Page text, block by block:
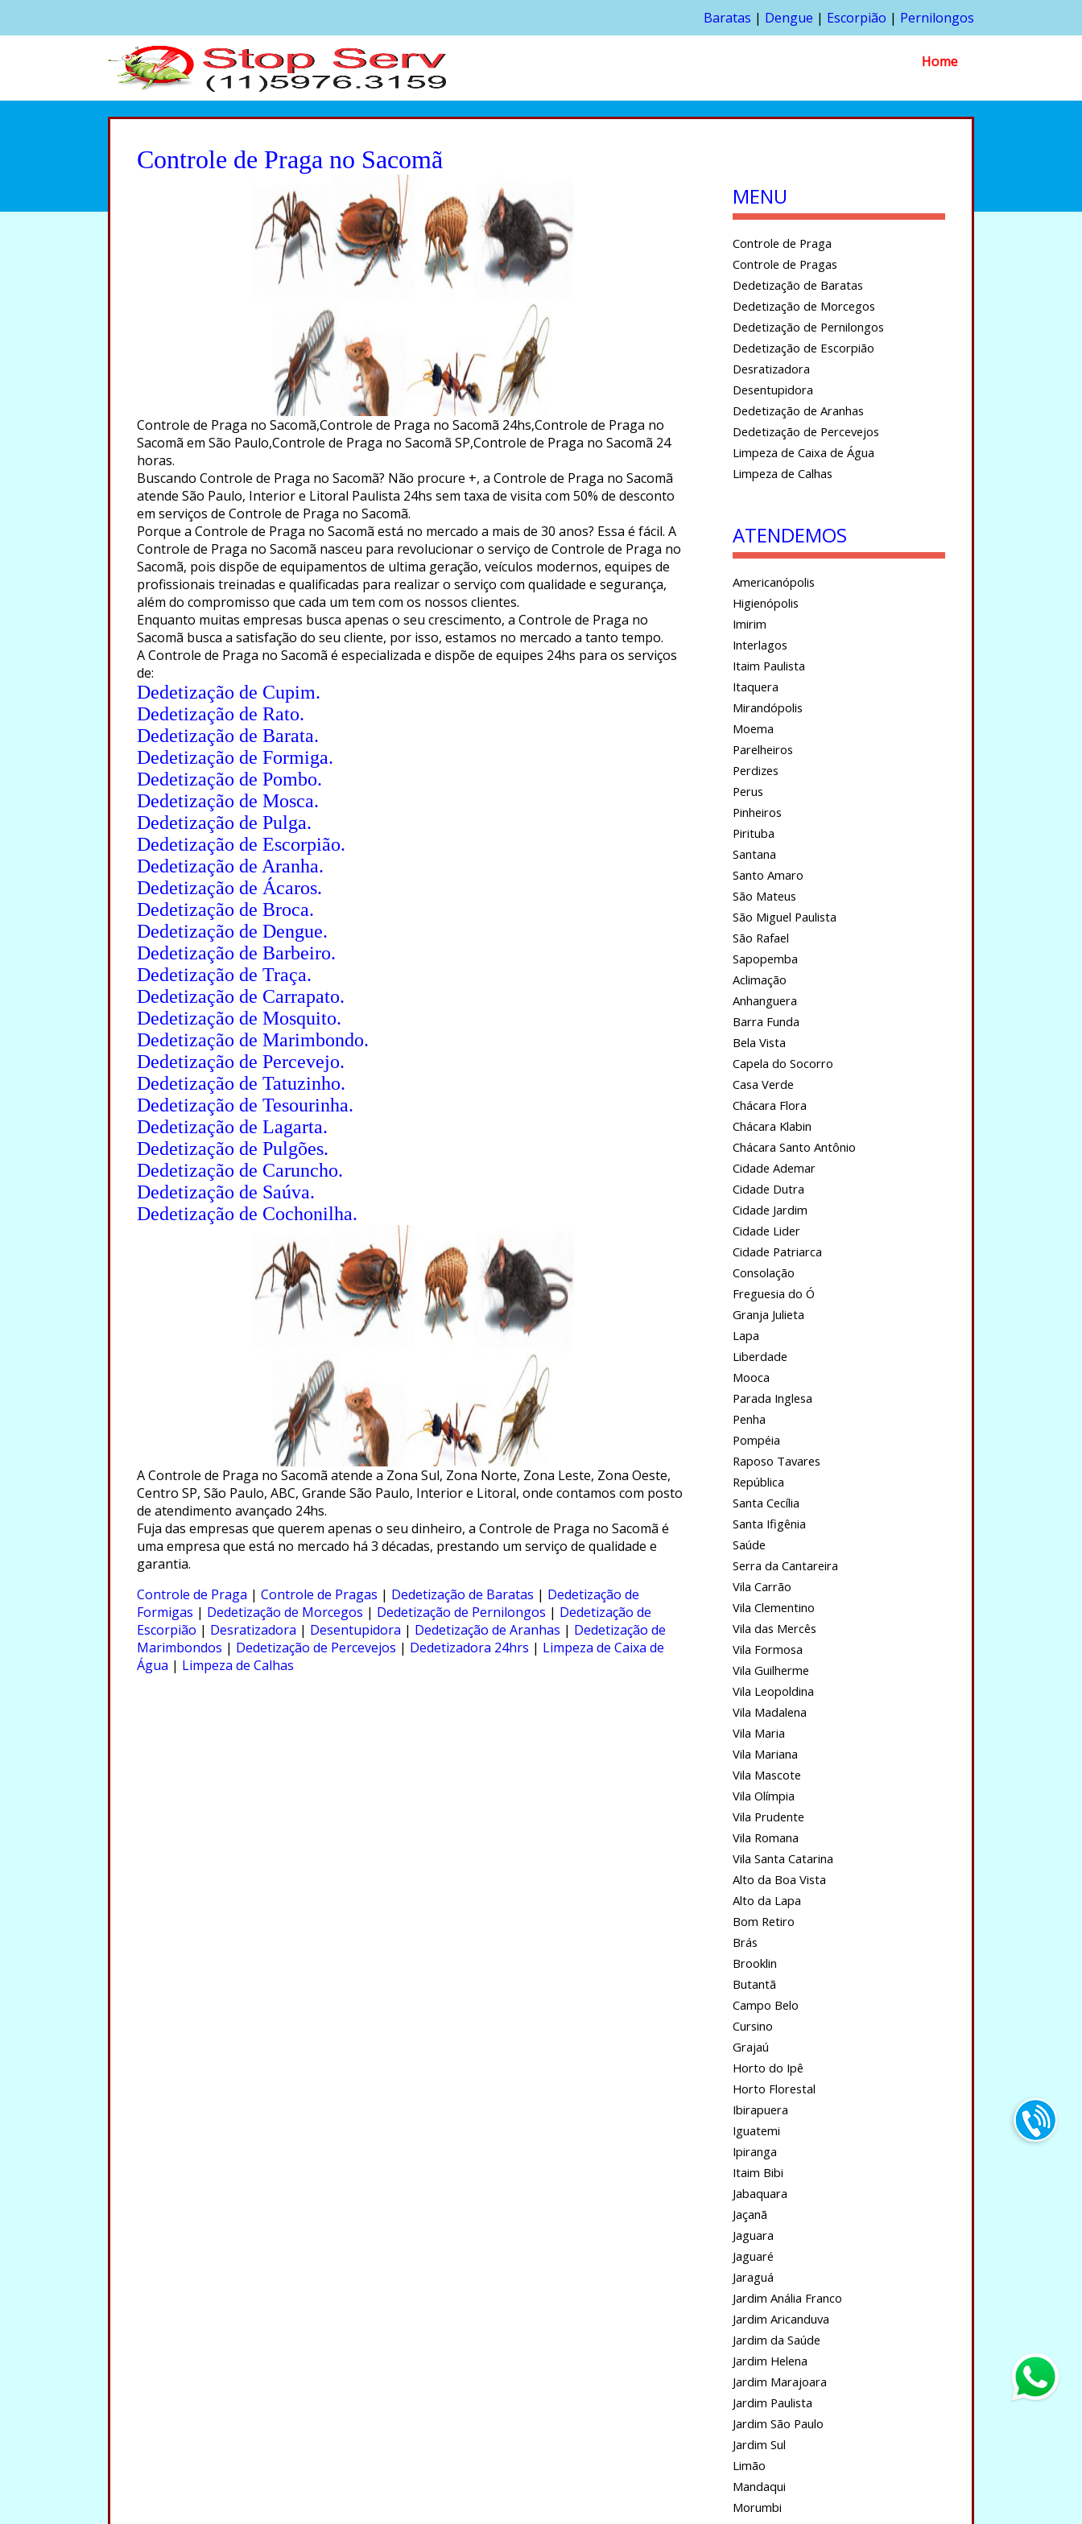
Baratas | Dengue | Escorpião | Pernilongos
Home
Controle de Praga no Sacomã
Controle de Praga no Sacomã,Controle de Praga no Sacomã 24hs,Controle de Praga no
Sacomã em São Paulo,Controle de Praga no Sacomã SP,Controle de Praga no Sacomã 24
horas.
Buscando Controle de Praga no Sacomã? Não procure +, a Controle de Praga no Sacomã
atende São Paulo, Interior e Litoral Paulista 24hs sem taxa de visita com 50% de desconto
em serviços de Controle de Praga no Sacomã.
Porque a Controle de Praga no Sacomã está no mercado a mais de 30 anos? Essa é fácil. A
Controle de Praga no Sacomã nasceu para revolucionar o serviço de Controle de Praga no
Sacomã, pois dispõe de equipamentos de ultima geração, veículos modernos, equipes de
profissionais treinadas e qualificadas para realizar o serviço com qualidade e segurança,
além do compromisso que cada um tem com os nossos clientes.
Enquanto muitas empresas busca apenas o seu crescimento, a Controle de Praga no
Sacomã busca a satisfação do seu cliente, por isso, estamos no mercado a tanto tempo.
A Controle de Praga no Sacomã é especializada e dispõe de equipes 24hs para os serviços
de:
Dedetização de Cupim.
Dedetização de Rato.
Dedetização de Barata.
Dedetização de Formiga.
Dedetização de Pombo.
Dedetização de Mosca.
Dedetização de Pulga.
Dedetização de Escorpião.
Dedetização de Aranha.
Dedetização de Ácaros.
Dedetização de Broca.
Dedetização de Dengue.
Dedetização de Barbeiro.
Dedetização de Traça.
Dedetização de Carrapato.
Dedetização de Mosquito.
Dedetização de Marimbondo.
Dedetização de Percevejo.
Dedetização de Tatuzinho.
Dedetização de Tesourinha.
Dedetização de Lagarta.
Dedetização de Pulgões.
Dedetização de Caruncho.
Dedetização de Saúva.
Dedetização de Cochonilha.
A Controle de Praga no Sacomã atende a Zona Sul, Zona Norte, Zona Leste, Zona Oeste,
Centro SP, São Paulo, ABC, Grande São Paulo, Interior e Litoral, onde contamos com posto
de atendimento avançado 24hs.
Fuja das empresas que querem apenas o seu dinheiro, a Controle de Praga no Sacomã é
uma empresa que está no mercado há 3 décadas, prestando um serviço de qualidade e
garantia.
Controle de Praga | Controle de Pragas | Dedetização de Baratas | Dedetização de
Formigas | Dedetização de Morcegos | Dedetização de Pernilongos | Dedetização de
Escorpião | Desratizadora | Desentupidora | Dedetização de Aranhas | Dedetização de
Marimbondos | Dedetização de Percevejos | Dedetizadora 24hrs | Limpeza de Caixa de
Água | Limpeza de Calhas
MENU
Controle de Praga
Controle de Pragas
Dedetização de Baratas
Dedetização de Morcegos
Dedetização de Pernilongos
Dedetização de Escorpião
Desratizadora
Desentupidora
Dedetização de Aranhas
Dedetização de Percevejos
Limpeza de Caixa de Água
Limpeza de Calhas
ATENDEMOS
Americanópolis
Higienópolis
Imirim
Interlagos
Itaim Paulista
Itaquera
Mirandópolis
Moema
Parelheiros
Perdizes
Perus
Pinheiros
Pirituba
Santana
Santo Amaro
São Mateus
São Miguel Paulista
São Rafael
Sapopemba
Aclimação
Anhanguera
Barra Funda
Bela Vista
Capela do Socorro
Casa Verde
Chácara Flora
Chácara Klabin
Chácara Santo Antônio
Cidade Ademar
Cidade Dutra
Cidade Jardim
Cidade Lider
Cidade Patriarca
Consolação
Freguesia do Ó
Granja Julieta
Lapa
Liberdade
Mooca
Parada Inglesa
Penha
Pompéia
Raposo Tavares
República
Santa Cecília
Santa Ifigênia
Saúde
Serra da Cantareira
Vila Carrão
Vila Clementino
Vila das Mercês
Vila Formosa
Vila Guilherme
Vila Leopoldina
Vila Madalena
Vila Maria
Vila Mariana
Vila Mascote
Vila Olímpia
Vila Prudente
Vila Romana
Vila Santa Catarina
Alto da Boa Vista
Alto da Lapa
Bom Retiro
Brás
Brooklin
Butantã
Campo Belo
Cursino
Grajaú
Horto do Ipê
Horto Florestal
Ibirapuera
Iguatemi
Ipiranga
Itaim Bibi
Jabaquara
Jaçanã
Jaguara
Jaguaré
Jaraguá
Jardim Anália Franco
Jardim Aricanduva
Jardim da Saúde
Jardim Helena
Jardim Marajoara
Jardim Paulista
Jardim São Paulo
Jardim Sul
Limão
Mandaqui
Morumbi